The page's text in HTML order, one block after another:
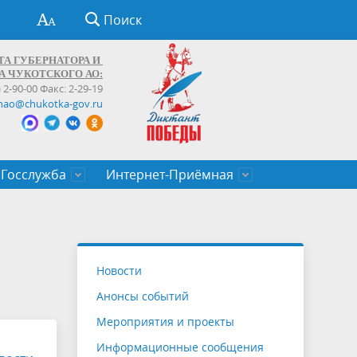
Поиск
ГУБЕРНАТОРА И
ЧУКОТСКОГО АО:
2-90-00 Факс: 2-29-19
gov.ru
Госслужба
служащих Чукотского автономного
Интернет-Приёмная
Новости
Анонсы событий
Мероприятия и проекты
Информационные сообщения